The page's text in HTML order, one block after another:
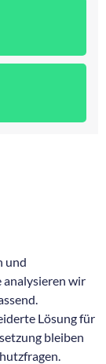
und
wir
Lösung für
bleiben